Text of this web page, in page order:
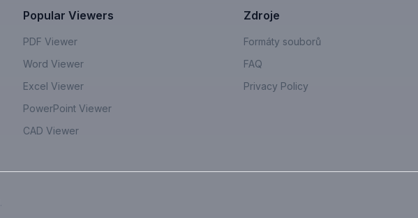
Popular Viewers
PDF Viewer
Word Viewer
Excel Viewer
PowerPoint Viewer
CAD Viewer
Zdroje
Formáty souborů
FAQ
Privacy Policy